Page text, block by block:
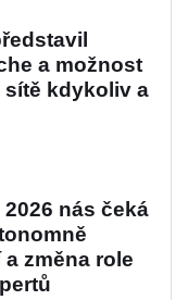
a možnost
kdykoliv a
2026 nás čeká
změna role